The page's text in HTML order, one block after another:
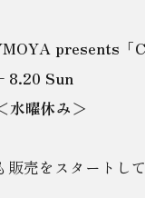
presents「
8.20 Sun
水曜休み＞
売をスタートして